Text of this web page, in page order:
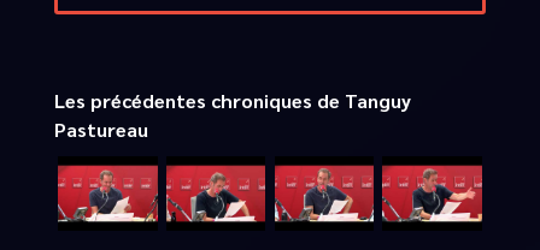
Les précédentes chroniques de Tanguy
Pastureau